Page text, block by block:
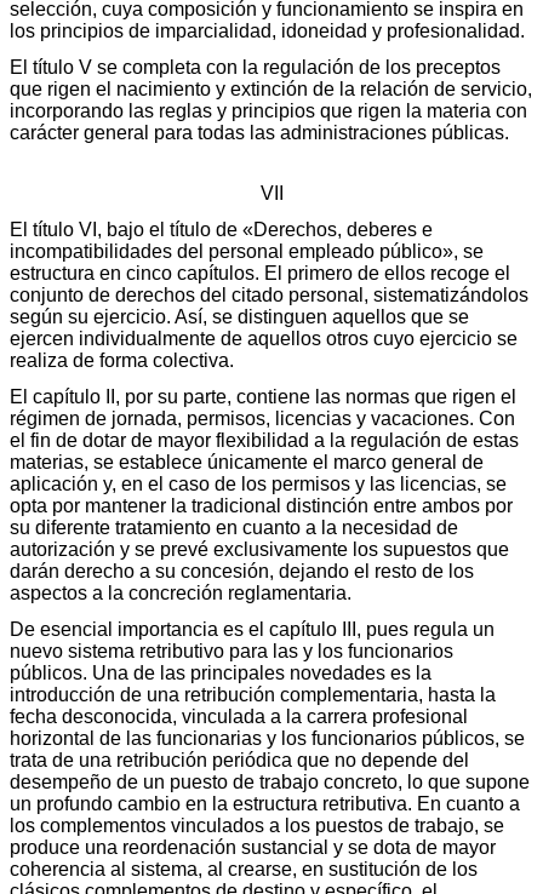
selección, cuya composición y funcionamiento se inspira en
los principios de imparcialidad, idoneidad y profesionalidad.
El título V se completa con la regulación de los preceptos
que rigen el nacimiento y extinción de la relación de servicio,
incorporando las reglas y principios que rigen la materia con
carácter general para todas las administraciones públicas.
VII
El título VI, bajo el título de «Derechos, deberes e
incompatibilidades del personal empleado público», se
estructura en cinco capítulos. El primero de ellos recoge el
conjunto de derechos del citado personal, sistematizándolos
según su ejercicio. Así, se distinguen aquellos que se
ejercen individualmente de aquellos otros cuyo ejercicio se
realiza de forma colectiva.
El capítulo II, por su parte, contiene las normas que rigen el
régimen de jornada, permisos, licencias y vacaciones. Con
el fin de dotar de mayor flexibilidad a la regulación de estas
materias, se establece únicamente el marco general de
aplicación y, en el caso de los permisos y las licencias, se
opta por mantener la tradicional distinción entre ambos por
su diferente tratamiento en cuanto a la necesidad de
autorización y se prevé exclusivamente los supuestos que
darán derecho a su concesión, dejando el resto de los
aspectos a la concreción reglamentaria.
De esencial importancia es el capítulo III, pues regula un
nuevo sistema retributivo para las y los funcionarios
públicos. Una de las principales novedades es la
introducción de una retribución complementaria, hasta la
fecha desconocida, vinculada a la carrera profesional
horizontal de las funcionarias y los funcionarios públicos, se
trata de una retribución periódica que no depende del
desempeño de un puesto de trabajo concreto, lo que supone
un profundo cambio en la estructura retributiva. En cuanto a
los complementos vinculados a los puestos de trabajo, se
produce una reordenación sustancial y se dota de mayor
coherencia al sistema, al crearse, en sustitución de los